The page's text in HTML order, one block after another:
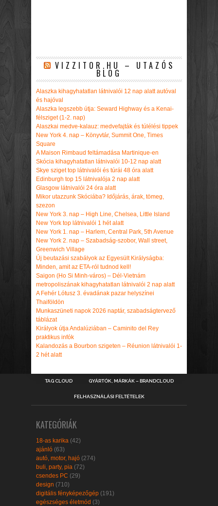
VIZZITOR.HU – UTAZÓS
BLOG
Alaszka kihagyhatatlan látnivalói 12 nap alatt autóval
és hajóval
Alaszka legszebb útja: Seward Highway és a Kenai-
félsziget (1-2. nap)
Alaszkai medve-kalauz: medvefajták és túlélési tippek
New York 4. nap – Könyvtár, Summit One, Times
Square
A Maison Rimbaud feltámadása Martinique-en
Skócia kihagyhatatlan látnivalói 10-12 nap alatt
Skye sziget top látnivalói és túrái 48 óra alatt
Edinburgh top 15 látnivalója 2 nap alatt
Glasgow látnivalói 24 óra alatt
Mikor utazzunk Skóciába? Időjárás, árak, tömeg,
szezon
New York 3. nap – High Line, Chelsea, Little Island
New York top látnivalói 1 hét alatt
New York 1. nap – Harlem, Central Park, 5th Avenue
New York 2. nap – Szabadság-szobor, Wall street,
Greenwich Village
Új beutazási szabályok az Egyesült Királyságba:
Minden, amit az ETA-ról tudnod kell!
Saigon (Ho Si Minh-város) – Dél-Vietnám
metropoliszának kihagyhatatlan látnivalói 2 nap alatt
A Fehér Lótusz 3. évadának pazar helyszínei
Thaiföldön
Munkaszüneti napok 2026 naptár, szabadságtervező
táblázat
Királyok útja Andalúziában – Caminito del Rey
praktikus infók
Kalandozás a Bourbon szigeten – Réunion látnivalói 1-
2 hét alatt
TAG CLOUD GYÁRTÓK, MÁRKÁK – BRANDCLOUD
FELHASZNÁLÁSI FELTÉTELEK
KATEGÓRIÁK
18-as karika (42)
ajánló (63)
autó, motor, hajó (274)
buli, party, pia (72)
csendes PC (29)
design (710)
digitális fényképezőgép (191)
egészséges életmód (3)